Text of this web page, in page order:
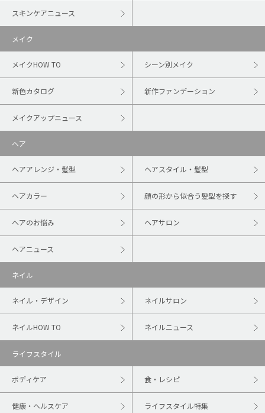
スキンケアニュース
メイク
メイクHOW TO シーン別メイク
新色カタログ 新作ファンデーション
メイクアップニュース
ヘア
ヘアアレンジ・髪型 ヘアスタイル・髪型
ヘアカラー 顔の形から似合う髪型を探す
ヘアのお悩み ヘアサロン
ヘアニュース
ネイル
ネイル・デザイン ネイルサロン
ネイルHOW TO ネイルニュース
ライフスタイル
ボディケア 食・レシピ
健康・ヘルスケア ライフスタイル特集